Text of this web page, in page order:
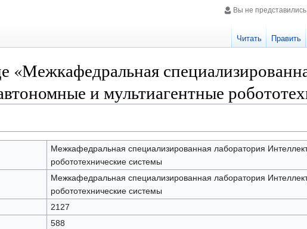
«Межкафедральная
и мультиагентные
Межкафедральная специализированная лаборатория
робототехнические системы
Межкафедральная специализированная лаборатория
робототехнические системы
2127
588
Вы не
Читать Править